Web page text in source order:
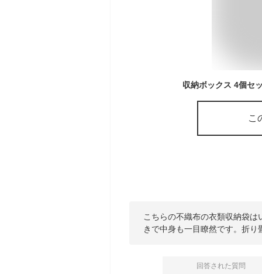
こ
こちらの不織布の衣類収納袋
きで中身も一目瞭然です。折
回答された質問